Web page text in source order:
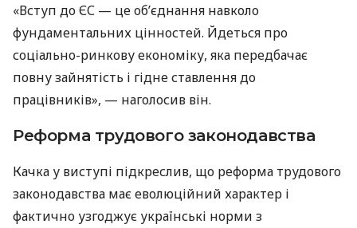
«Вступ до ЄС — це об’єднання навколо
фундаментальних цінностей. Йдеться про
соціально-ринкову економіку, яка передбачає
повну зайнятість і гідне ставлення до
працівників», — наголосив він.
Реформа трудового законодавства
Качка у виступі підкреслив, що реформа трудового
законодавства має еволюційний характер і
фактично узгоджує українські норми з